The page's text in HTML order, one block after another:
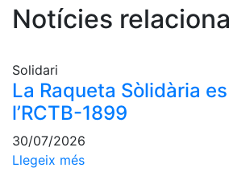
Pàdel
Campionat
Social Pàdel
Quadres
de joc
Quadre
Notícies
Solidari
La Raqueta Sòlidària
l’RCTB-1899
30/07/2026
Llegeix més